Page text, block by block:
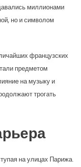
миллионами
но и символом
французских
предметом
на музыку и
трогать
на улицах Парижа.